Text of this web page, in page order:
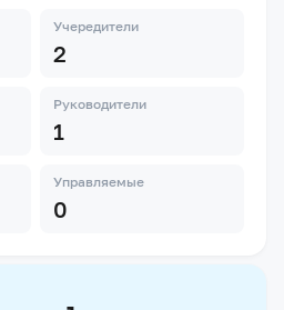
Учередители
2
Руководители
1
Управляемые
0